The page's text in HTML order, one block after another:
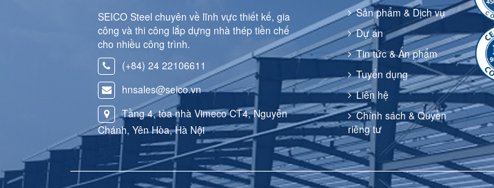
SEICO Steel chuyên về lĩnh vực thiết kế, gia
công và thi công lắp dựng nhà thép tiền chế
cho nhiều công trình.
(+84) 24 22106611
hnsales@seico.vn
Tầng 4, tòa nhà Vimeco CT4, Nguyễn
Chánh, Yên Hòa, Hà Nội
Sản phẩm & Dịch vụ
Dự án
Tin tức & Ấn phẩm
Tuyển dụng
Liên hệ
Chính sách & Quyền
riêng tư